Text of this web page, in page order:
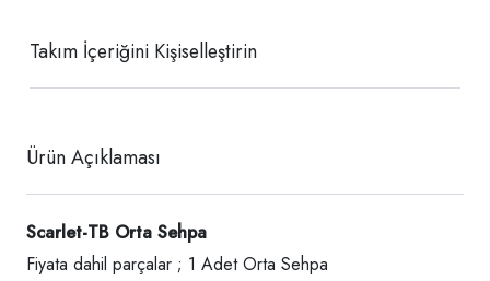
Takım İçeriğini Kişiselleştirin
Ürün Açıklaması
Scarlet-TB Orta Sehpa
Fiyata dahil parçalar ; 1 Adet Orta Sehpa